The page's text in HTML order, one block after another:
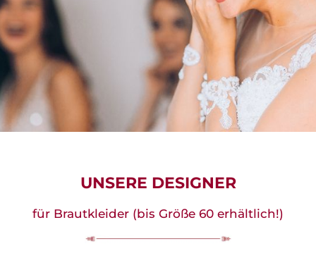
UNSERE DESIGNER
für Brautkleider (bis Größe 60 erhältlich!)